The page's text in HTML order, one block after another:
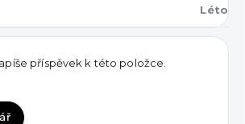
Léto
příspěvek k této položce.